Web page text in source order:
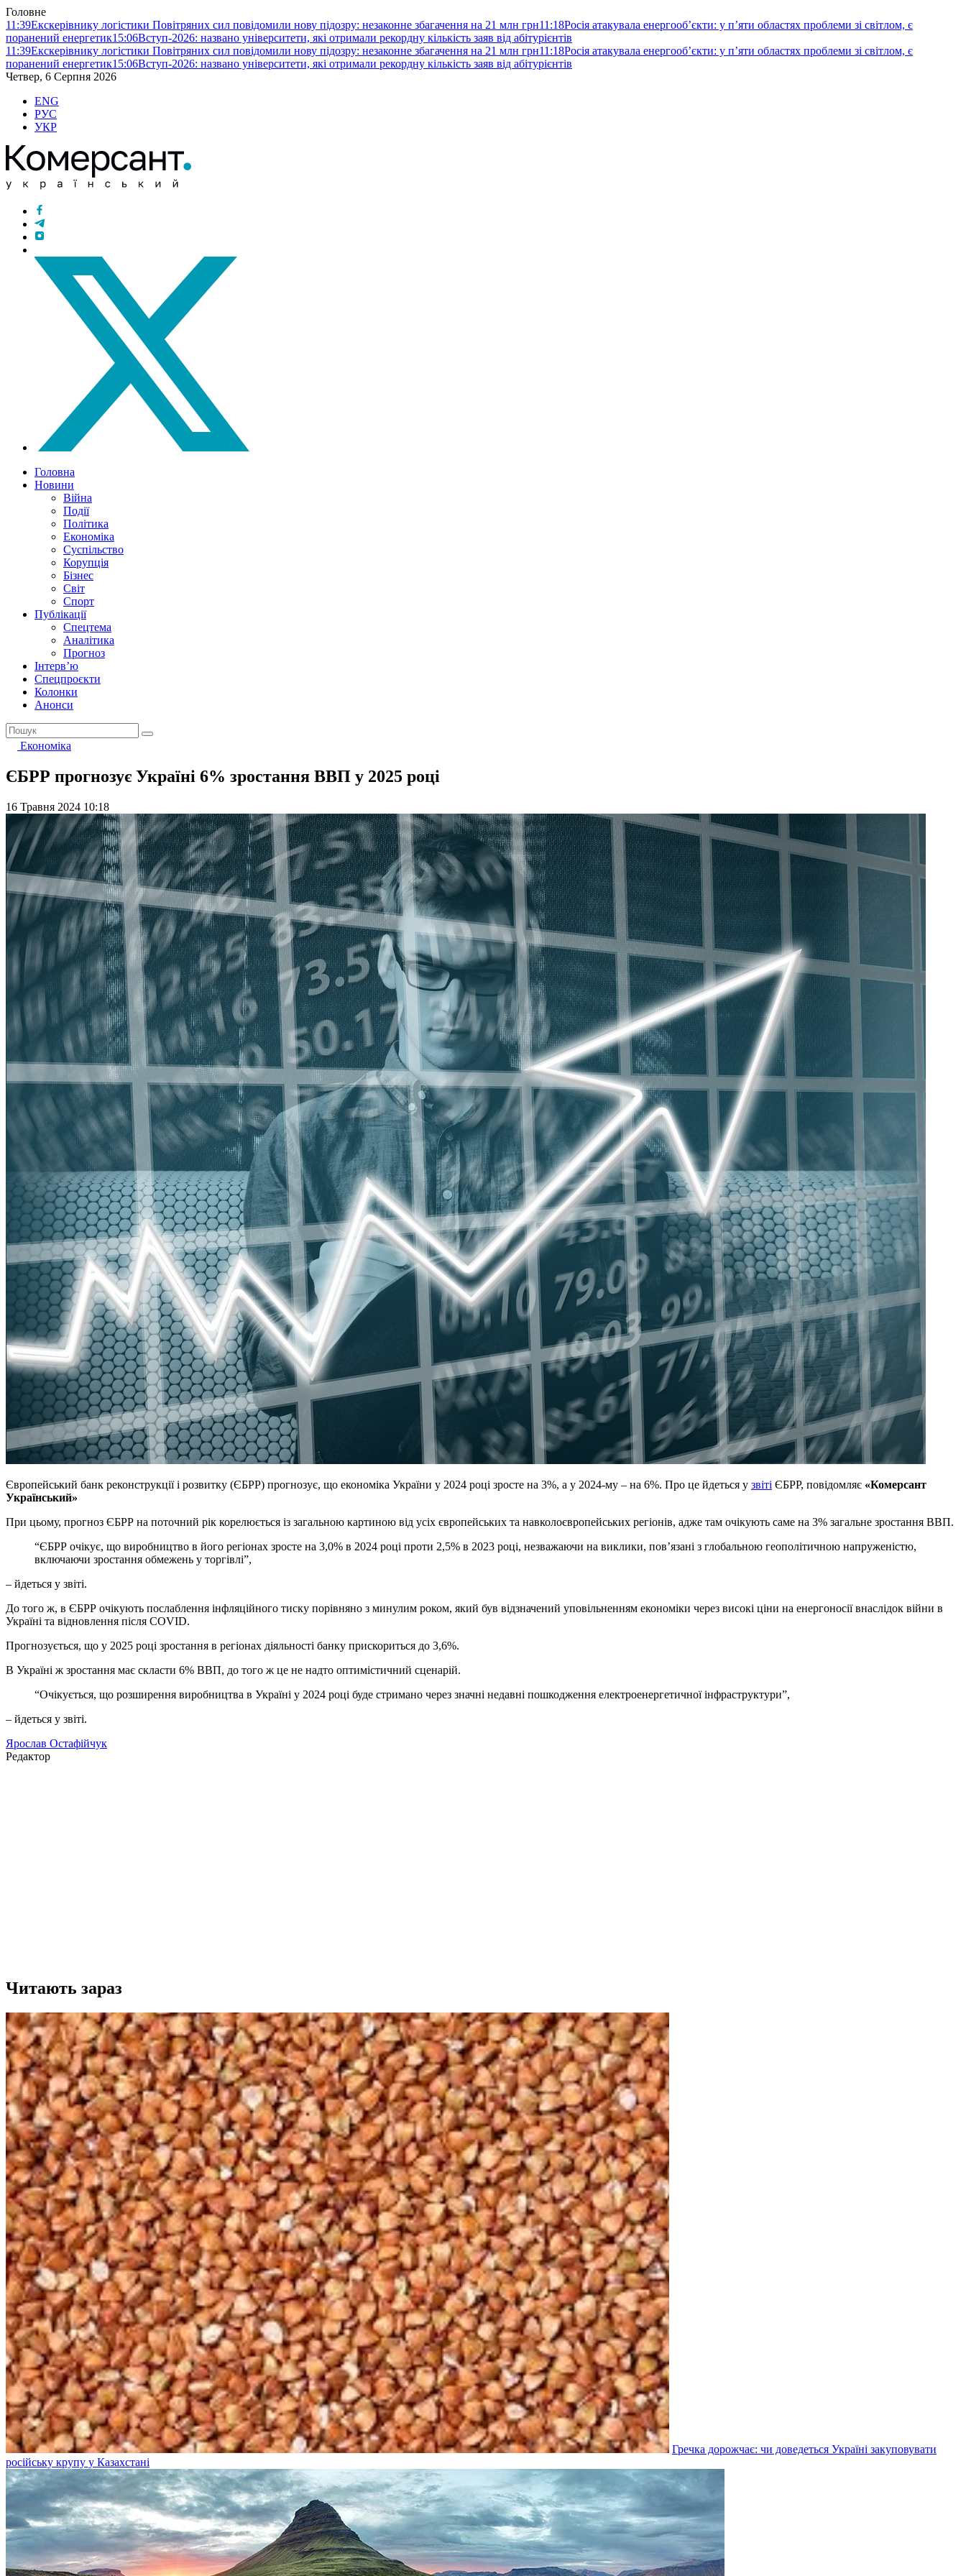
Головне
11:39Екскерівнику логістики Повітряних сил повідомили нову підозру: незаконне збагачення на 21 млн грн11:18Росія атакувала енергооб’єкти: у п’яти областях проблеми зі світлом, є
поранений енергетик15:06Вступ-2026: названо університети, які отримали рекордну кількість заяв від абітурієнтів
11:39Екскерівнику логістики Повітряних сил повідомили нову підозру: незаконне збагачення на 21 млн грн11:18Росія атакувала енергооб’єкти: у п’яти областях проблеми зі світлом, є
поранений енергетик15:06Вступ-2026: названо університети, які отримали рекордну кількість заяв від абітурієнтів
Четвер, 6 Серпня 2026
ENG
РУС
УКР
Головна
Новини
Війна
Події
Політика
Економіка
Суспільство
Корупція
Бізнес
Світ
Спорт
Публікації
Спецтема
Аналітика
Прогноз
Інтерв’ю
Спецпроєкти
Колонки
Анонси
Економіка
ЄБРР прогнозує Україні 6% зростання ВВП у 2025 році
16 Травня 2024 10:18
Європейський банк реконструкції і розвитку (ЄБРР) прогнозує, що економіка України у 2024 році зросте на 3%, а у 2024-му – на 6%. Про це йдеться у звіті ЄБРР, повідомляє «Комерсант
Український»
При цьому, прогноз ЄБРР на поточний рік корелюється із загальною картиною від усіх європейських та навколоєвропейських регіонів, адже там очікують саме на 3% загальне зростання ВВП.
“ЄБРР очікує, що виробництво в його регіонах зросте на 3,0% в 2024 році проти 2,5% в 2023 році, незважаючи на виклики, пов’язані з глобальною геополітичною напруженістю,
включаючи зростання обмежень у торгівлі”,
– йдеться у звіті.
До того ж, в ЄБРР очікують послаблення інфляційного тиску порівняно з минулим роком, який був відзначений уповільненням економіки через високі ціни на енергоносії внаслідок війни в
Україні та відновлення після COVID.
Прогнозується, що у 2025 році зростання в регіонах діяльності банку прискориться до 3,6%.
В Україні ж зростання має скласти 6% ВВП, до того ж це не надто оптимістичний сценарій.
“Очікується, що розширення виробництва в Україні у 2024 році буде стримано через значні недавні пошкодження електроенергетичної інфраструктури”,
– йдеться у звіті.
Ярослав Остафійчук
Редактор
Читають зараз
Гречка дорожчає: чи доведеться Україні закуповувати
російську крупу у Казахстані